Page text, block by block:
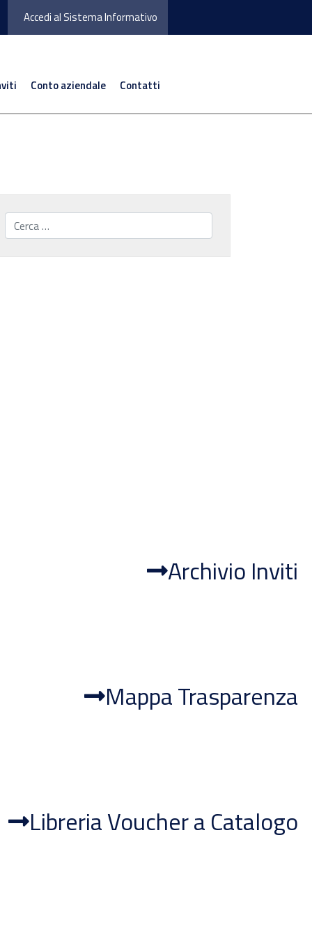
Accedi al Sistema Informativo
Conto aziendale Contatti
Cerca...
Archivio Inviti
Mappa Trasparenza
Libreria Voucher a Catalogo